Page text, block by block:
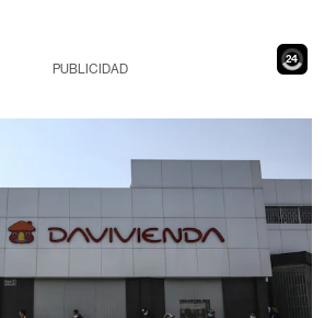
23
PUBLICIDAD